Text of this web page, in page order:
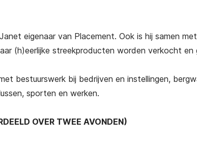
eigenaar van Placement. Ook is hij samen
(h)eerlijke streekproducten worden verkocht en
bestuurswerk bij bedrijven en instellingen,
sporten en werken.
OVER TWEE AVONDEN)